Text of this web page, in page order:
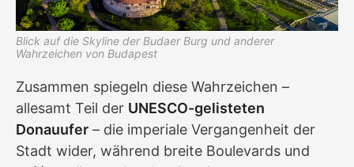
Blick auf die Skyline der Budaer Burg und anderer
Wahrzeichen von Budapest
Zusammen spiegeln diese Wahrzeichen –
allesamt Teil der UNESCO-gelisteten
Donauufer – die imperiale Vergangenheit der
Stadt wider, während breite Boulevards und